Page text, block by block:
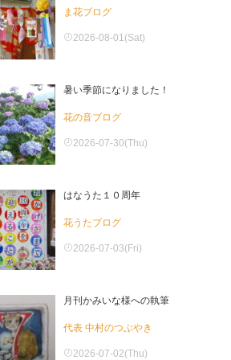
ま花ブログ
2026-08-01(Sat)
暑い季節になりました！
花の音ブログ
2026-07-30(Thu)
はなうた１０周年
花うたブログ
2026-07-03(Fri)
月刊かみいな様への執筆
代表 中村のつぶやき
2026-07-02(Thu)